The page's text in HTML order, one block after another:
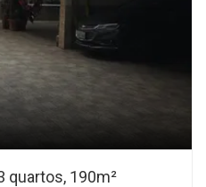
quartos, 190m²